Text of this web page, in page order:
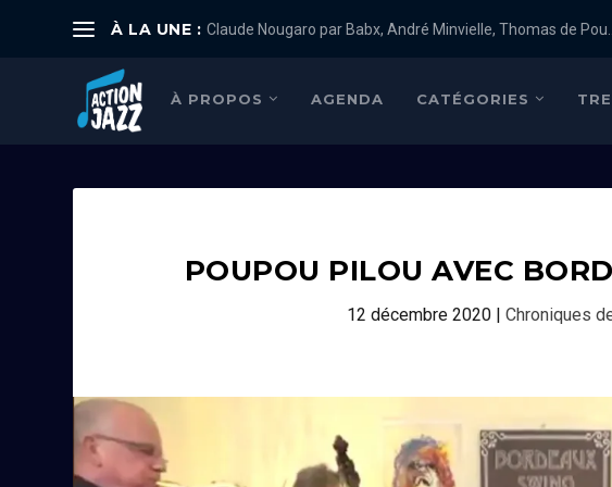
À LA UNE : Claude Nougaro par Babx, André Minvielle, Thomas de Pou...
À PROPOS AGENDA CATÉGORIES
POUPOU PILOU AVEC
12 décembre 2020 |Chroniques